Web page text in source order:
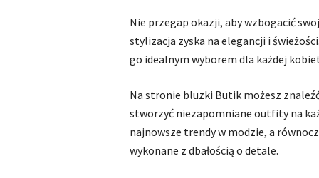
Nie przegap okazji, aby wzbogacić
stylizacja zyska na elegancji i
go idealnym wyborem dla każdej
Na stronie bluzki Butik możesz
stworzyć niezapomniane outfity na
najnowsze trendy w modzie, a
wykonane z dbałością o detale.